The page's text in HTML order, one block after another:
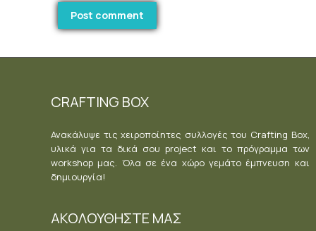
Post comment
CRAFTING BOX
Ανακάλυψε τις χειροποίητες συλλογές του Crafting Box,
υλικά για τα δικά σου project και το πρόγραμμα των
workshop μας. Όλα σε ένα χώρο γεμάτο έμπνευση και
δημιουργία!
ΑΚΟΛΟΥΘΗΣΤΕ ΜΑΣ